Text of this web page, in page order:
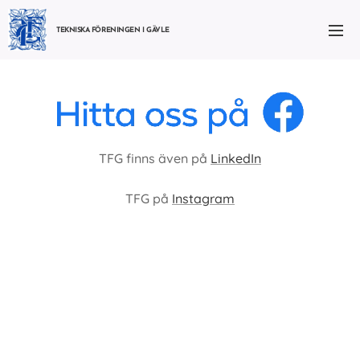
TEKNISKA FÖRENINGEN I GÄVLE
TFG finns även på LinkedIn
TFG på Instagram